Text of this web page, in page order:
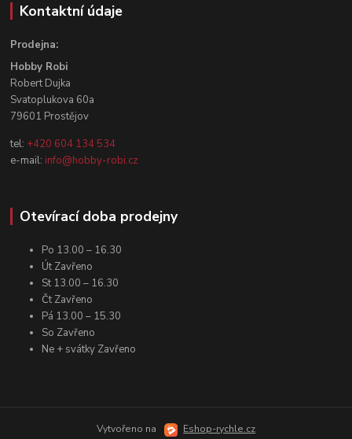
Kontaktní údaje
Prodejna:
Hobby Robi
Robert Dujka
Svatoplukova 60a
79601 Prostějov
tel: +420 604 134 534
e-mail: info@hobby-robi.cz
Otevírací doba prodejny
Po 13.00 – 16.30
Út Zavřeno
St 13.00 – 16.30
Čt Zavřeno
Pá 13.00 – 15.30
So Zavřeno
Ne + svátky Zavřeno
Vytvořeno na Eshop-rychle.cz